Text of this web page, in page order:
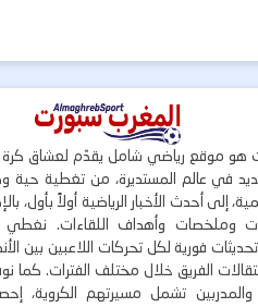
هو موقع رياضي شامل يقدّم لعشاق كرة
في عالم المستديرة، من تغطية حية
إلى أحدث الأخبار الرياضية أولاً بأول،
وملخصات وأهداف اللقاءات.
فورية لكل تحركات اللاعبين بين
الفريق خلال مختلف الفترات. كما
تشمل مسيرتهم الكروية،